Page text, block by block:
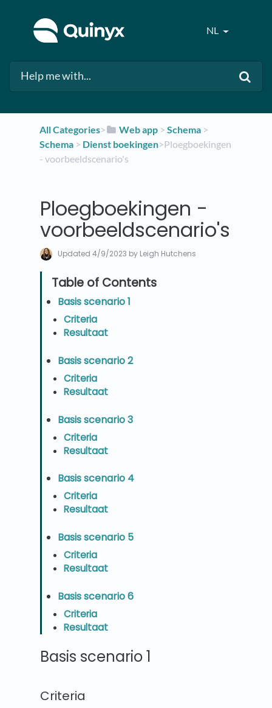
NL
All Categories​>​ ​Web app ​ > ​​Schema ​ > ​
Schema​ > ​ ​Dienst boekingen​>​ Ploegboekingen
- voorbeeldscenario's
Ploegboekingen -
voorbeeldscenario's
Updated4/9/2023 by Leigh Hutchens
Basis scenario 1
Criteria
Resultaat
Basis scenario 2
Criteria
Resultaat
Basis scenario 3
Criteria
Resultaat
Basis scenario 4
Criteria
Resultaat
Basis scenario 5
Criteria
Resultaat
Basis scenario 6
Criteria
Resultaat
Basis scenario 1
Criteria